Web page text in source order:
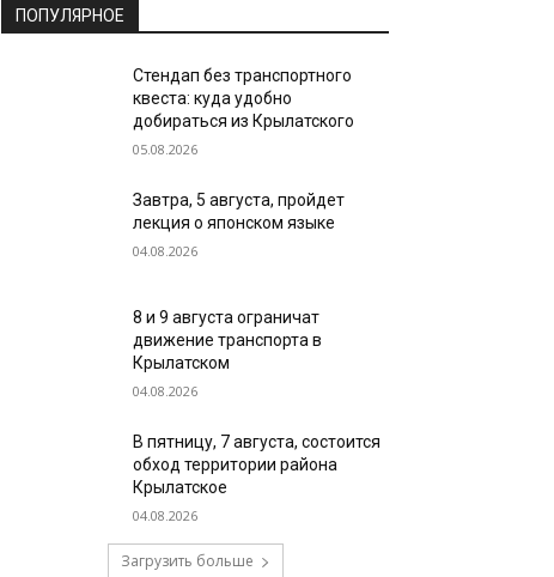
ПОПУЛЯРНОЕ
Стендап без транспортного
квеста: куда удобно
добираться из Крылатского
05.08.2026
Завтра, 5 августа, пройдет
лекция о японском языке
04.08.2026
8 и 9 августа ограничат
движение транспорта в
Крылатском
04.08.2026
В пятницу, 7 августа, состоится
обход территории района
Крылатское
04.08.2026
Загрузить больше